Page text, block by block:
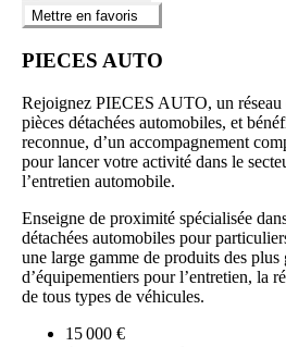
Mettre en favoris
PIECES AUTO
Rejoignez PIECES AUTO, un réseau
pièces détachées automobiles, et
reconnue, d’un accompagnement
pour lancer votre activité dans le
l’entretien automobile.
Enseigne de proximité spécialisée
détachées automobiles pour
une large gamme de produits des plus
d’équipementiers pour l’entretien, la
de tous types de véhicules.
15 000 €